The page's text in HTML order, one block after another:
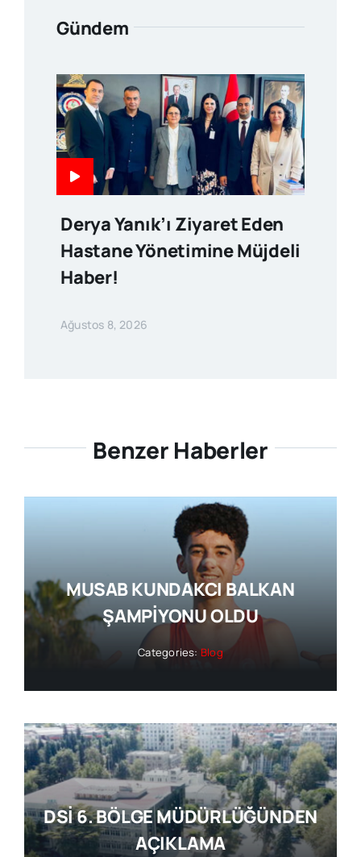
Gündem
Derya Yanık’ı Ziyaret Eden
Hastane Yönetimine Müjdeli
Haber!
Ağustos 8, 2026
Benzer Haberler
MUSAB KUNDAKCI BALKAN
ŞAMPİYONU OLDU
Categories: Blog
DSİ 6. BÖLGE MÜDÜRLÜĞÜNDEN
AÇIKLAMA